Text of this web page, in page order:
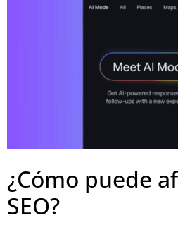
¿Cómo puede
SEO?